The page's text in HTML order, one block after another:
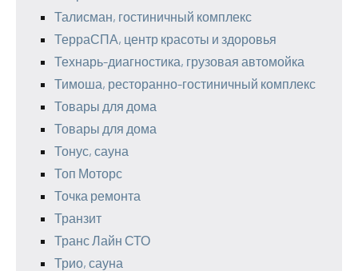
Талисман, гостиничный комплекс
ТерраСПА, центр красоты и здоровья
Технарь-диагностика, грузовая автомойка
Тимоша, ресторанно-гостиничный комплекс
Товары для дома
Товары для дома
Тонус, сауна
Топ Моторс
Точка ремонта
Транзит
Транс Лайн СТО
Трио, сауна